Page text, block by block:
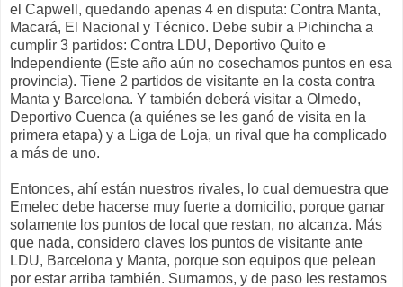
el Capwell, quedando apenas 4 en disputa: Contra Manta,
Macará, El Nacional y Técnico. Debe subir a Pichincha a
cumplir 3 partidos: Contra LDU, Deportivo Quito e
Independiente (Este año aún no cosechamos puntos en esa
provincia). Tiene 2 partidos de visitante en la costa contra
Manta y Barcelona. Y también deberá visitar a Olmedo,
Deportivo Cuenca (a quiénes se les ganó de visita en la
primera etapa) y a Liga de Loja, un rival que ha complicado
a más de uno.
Entonces, ahí están nuestros rivales, lo cual demuestra que
Emelec debe hacerse muy fuerte a domicilio, porque ganar
solamente los puntos de local que restan, no alcanza. Más
que nada, considero claves los puntos de visitante ante
LDU, Barcelona y Manta, porque son equipos que pelean
por estar arriba también. Sumamos, y de paso les restamos